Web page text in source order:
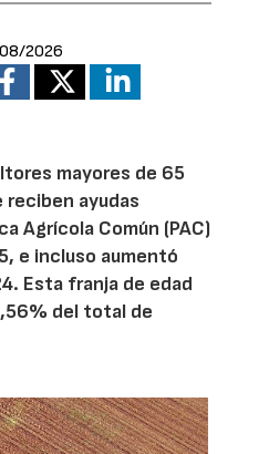
2026
mayores de 65
reciben ayudas
Agrícola Común (PAC)
e incluso aumentó
Esta franja de edad
del total de